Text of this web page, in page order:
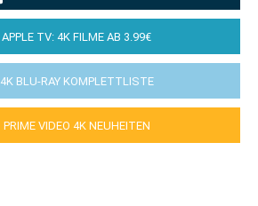
APPLE TV: 4K FILME AB 3.99€
4K BLU-RAY KOMPLETTLISTE
PRIME VIDEO 4K NEUHEITEN